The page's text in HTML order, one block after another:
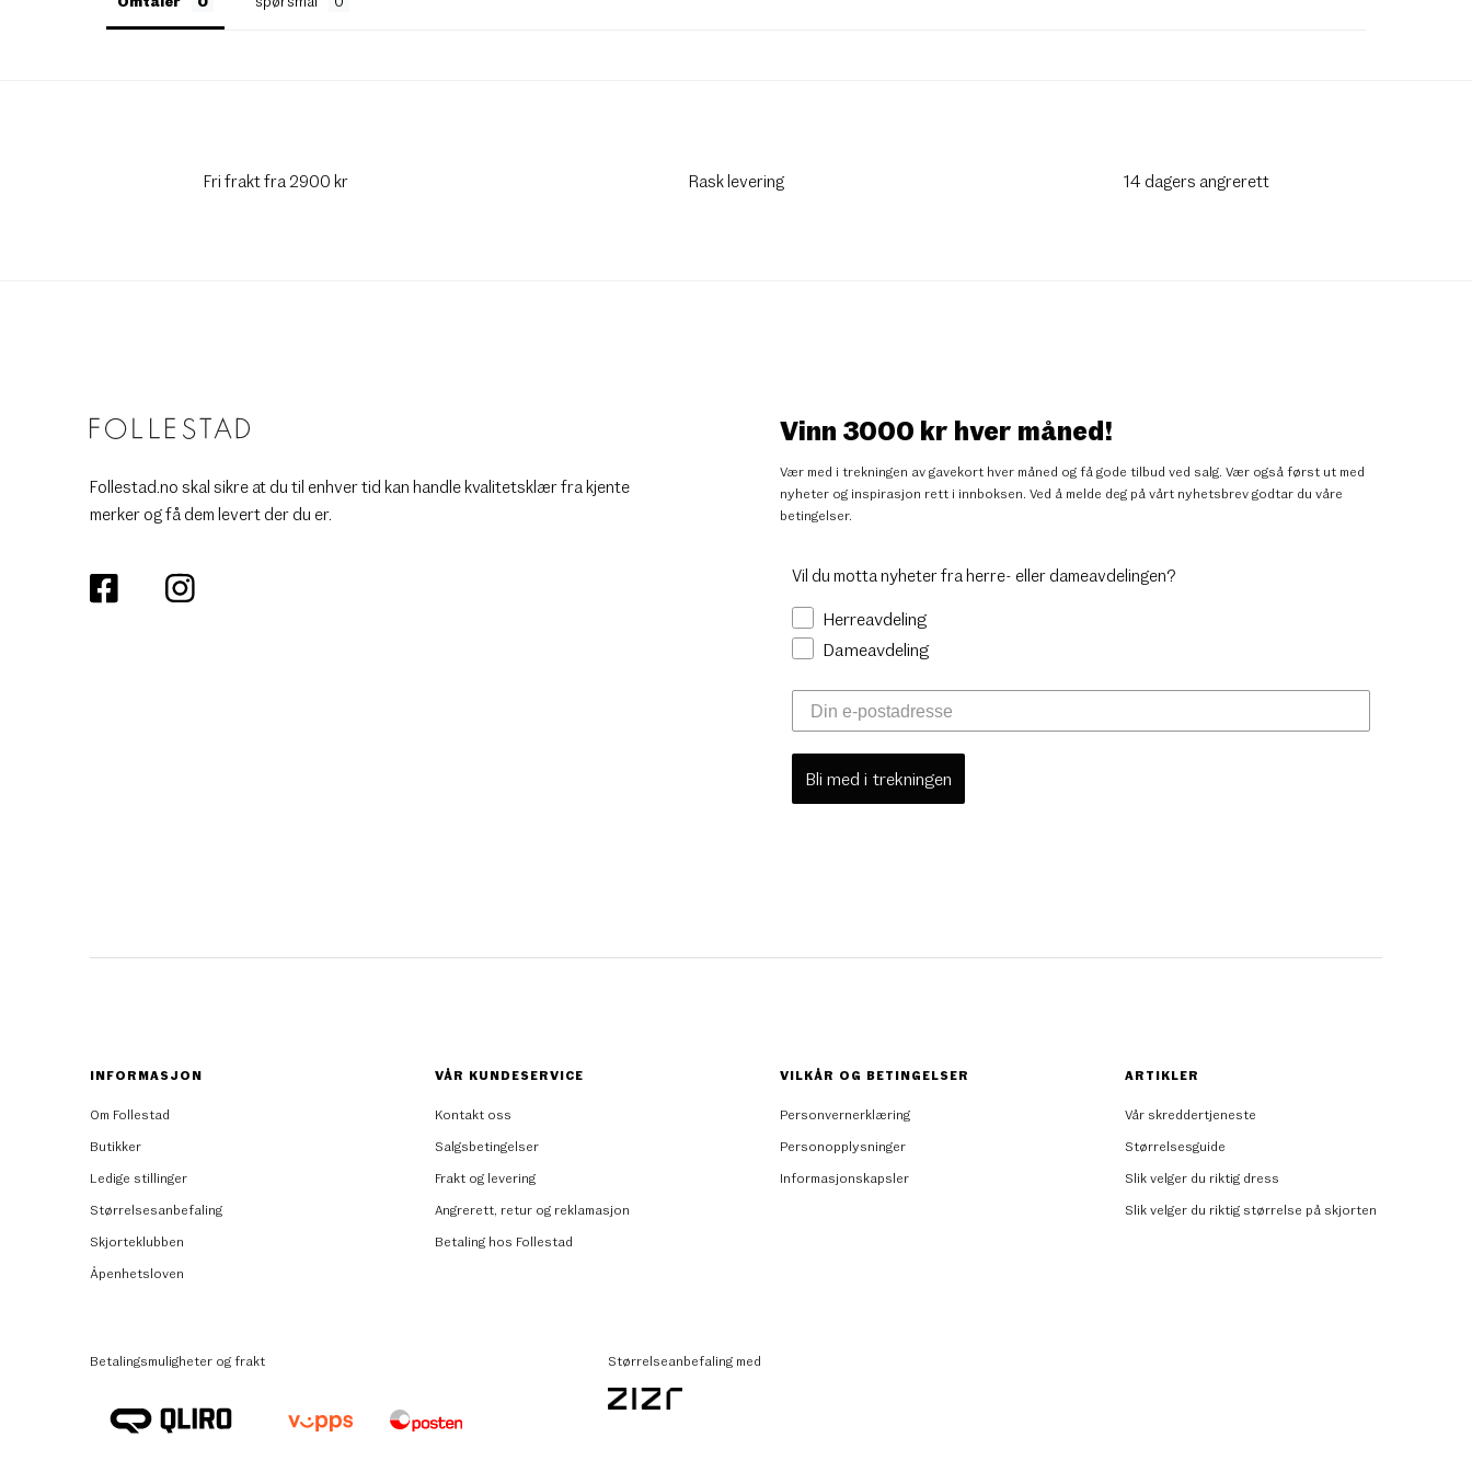
Fri frakt fra 2900 kr Rask levering 14 dagers angrerett
Follestad.no skal sikre at du til enhver tid kan handle kvalitetsklær fra kjente
merker og få dem levert der du er.
Vinn 3000 kr hver måned!
Vær med i trekningen av gavekort hver måned og få gode tilbud ved salg. Vær også først ut med
nyheter og inspirasjon rett i innboksen. Ved å melde deg på vårt nyhetsbrev godtar du våre
betingelser.
Vil du motta nyheter fra herre- eller dameavdelingen?
Herreavdeling
Dameavdeling
Bli med i trekningen
INFORMASJON
Om Follestad
Butikker
Ledige stillinger
Størrelsesanbefaling
Skjorteklubben
Åpenhetsloven
VÅR KUNDESERVICE
Kontakt oss
Salgsbetingelser
Frakt og levering
Angrerett, retur og reklamasjon
Betaling hos Follestad
VILKÅR OG BETINGELSER
Personvernerklæring
Personopplysninger
Informasjonskapsler
ARTIKLER
Vår skreddertjeneste
Størrelsesguide
Slik velger du riktig dress
Slik velger du riktig størrelse på skjorten
Betalingsmuligheter og frakt Størrelseanbefaling med